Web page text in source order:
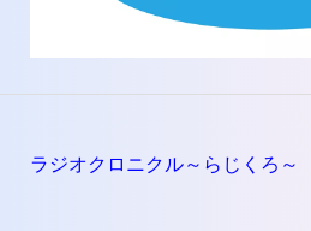
ラジオクロニクル～らじくろ～